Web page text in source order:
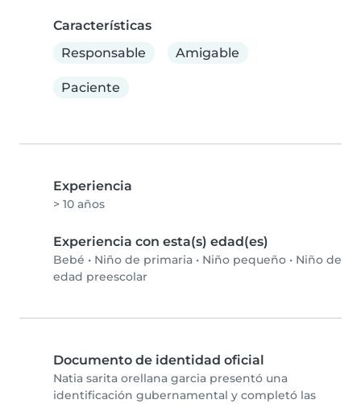
Características
Responsable
Amigable
Paciente
Experiencia
> 10 años
Experiencia con esta(s) edad(es)
Bebé • Niño de primaria • Niño pequeño • Niño de
edad preescolar
Documento de identidad oficial
Natia sarita orellana garcia presentó una
identificación gubernamental y completó las